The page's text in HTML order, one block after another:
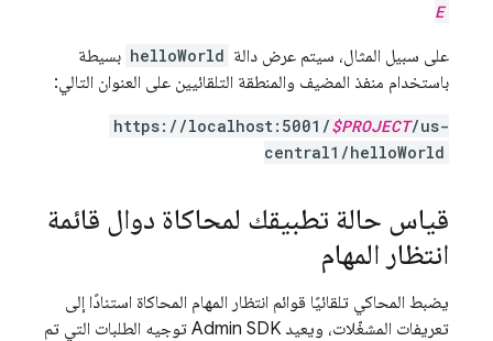
E
على سبيل المثال، سيتم عرض دالة helloWorld بسيطة
باستخدام منفذ المضيف والمنطقة التلقائيين على العنوان التالي:
https://localhost:5001/$PROJECT/us-
central1/helloWorld
قياس حالة تطبيقك لمحاكاة دوال قائمة
انتظار المهام
يضبط المحاكي تلقائيًا قوائم انتظار المهام المحاكاة استنادًا إلى
تعريفات المشغّلات، ويعيد Admin SDK توجيه الطلبات التي تم